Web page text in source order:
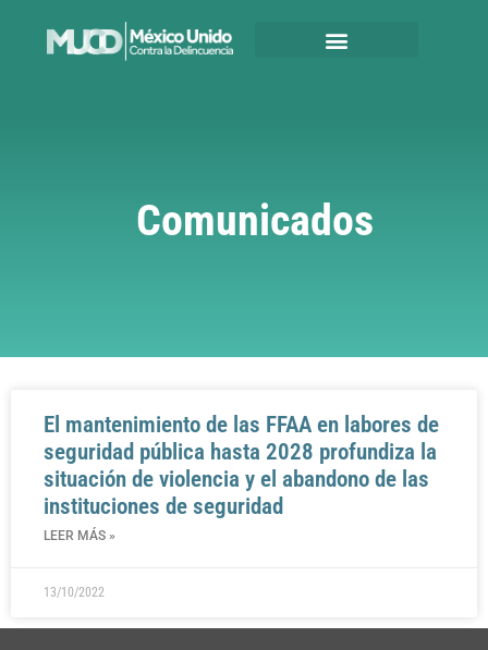
Comunicados
El mantenimiento de las FFAA en labores de
seguridad pública hasta 2028 profundiza la
situación de violencia y el abandono de las
instituciones de seguridad
LEER MÁS »
13/10/2022